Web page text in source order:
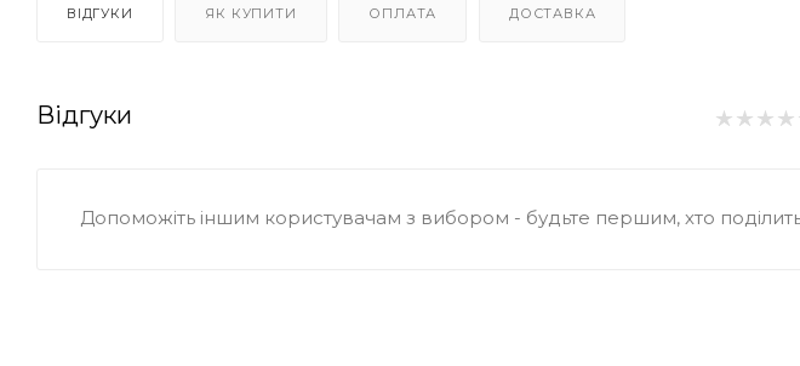
ВІДГУКИ ЯК КУПИТИ ОПЛАТА ДОСТАВКА
Відгуки
Допоможіть іншим користувачам з вибором - будьте першим, хто